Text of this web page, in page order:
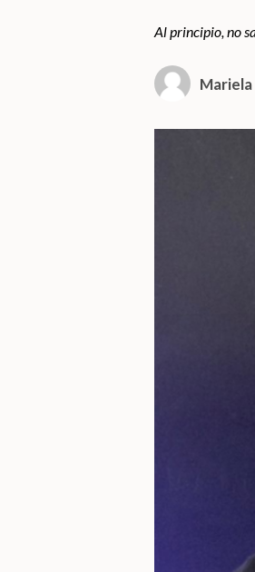
Al principio, no
Mariela